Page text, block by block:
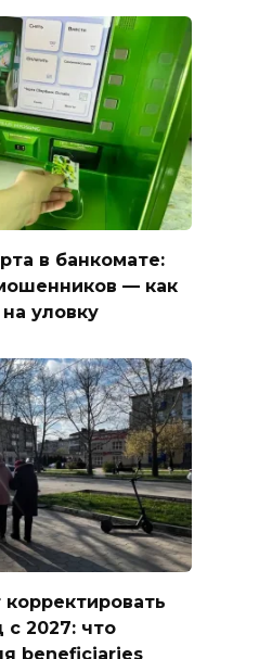
в банкомате:
— как
уловку
2027: что
beneficiaries